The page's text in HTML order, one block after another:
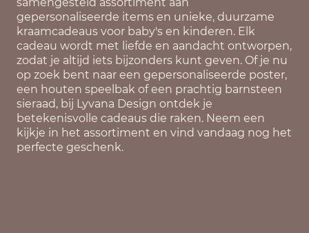
gepersonaliseerde items en unieke, duurzame
kraamcadeaus voor baby's en kinderen. Elk
cadeau wordt met liefde en aandacht ontworpen,
zodat je altijd iets bijzonders kunt geven. Of je nu
op zoek bent naar een gepersonaliseerde poster,
een houten speelbak of een prachtig barnsteen
sieraad, bij Lyvana Design ontdek je
betekenisvolle cadeaus die raken. Neem een
kijkje in het assortiment en vind vandaag nog het
perfecte geschenk.